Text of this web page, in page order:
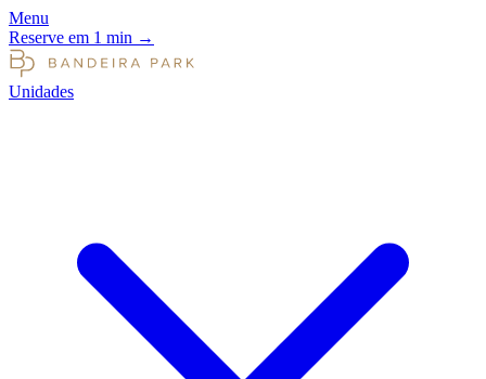
Menu
Reserve em 1 min →
Unidades